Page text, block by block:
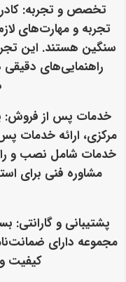
تخصص و تجربه:
تجربه و مهارت‌های
سنگین هستند. این
راهنمایی‌های
خدمات پس از فروش:
مرکزی، ارائه خدمات
خدمات شامل نصب و
مشاوره فنی برای
پشتیبانی و گارانتی:
مجموعه دارای
کیفیت و